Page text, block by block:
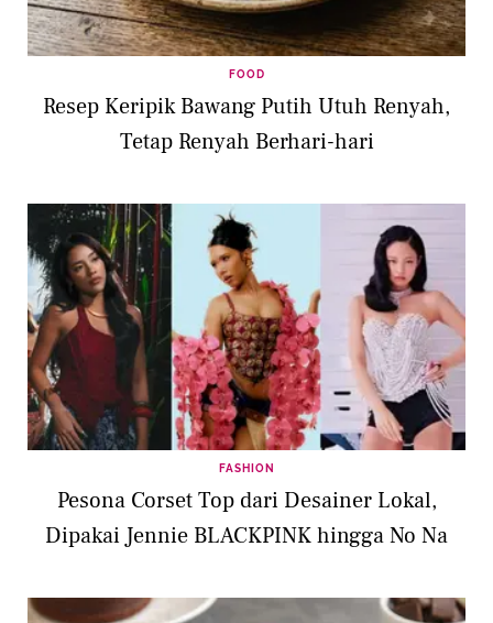
FOOD
Resep Keripik Bawang Putih Utuh Renyah,
Tetap Renyah Berhari-hari
FASHION
Pesona Corset Top dari Desainer Lokal,
Dipakai Jennie BLACKPINK hingga No Na